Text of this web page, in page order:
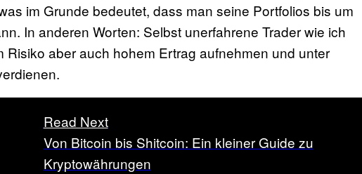
im Grunde bedeutet, dass man seine Portfolios bis um
In anderen Worten: Selbst unerfahrene Trader wie ich
Risiko aber auch hohem Ertrag aufnehmen und unter
Read Next
Von Bitcoin bis Shitcoin: Ein kleiner Guide zu
Kryptowährungen